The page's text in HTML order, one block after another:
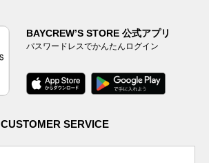
BAYCREW’S STORE 公式アプリ
パスワードレスでかんたんログイン
CUSTOMER SERVICE